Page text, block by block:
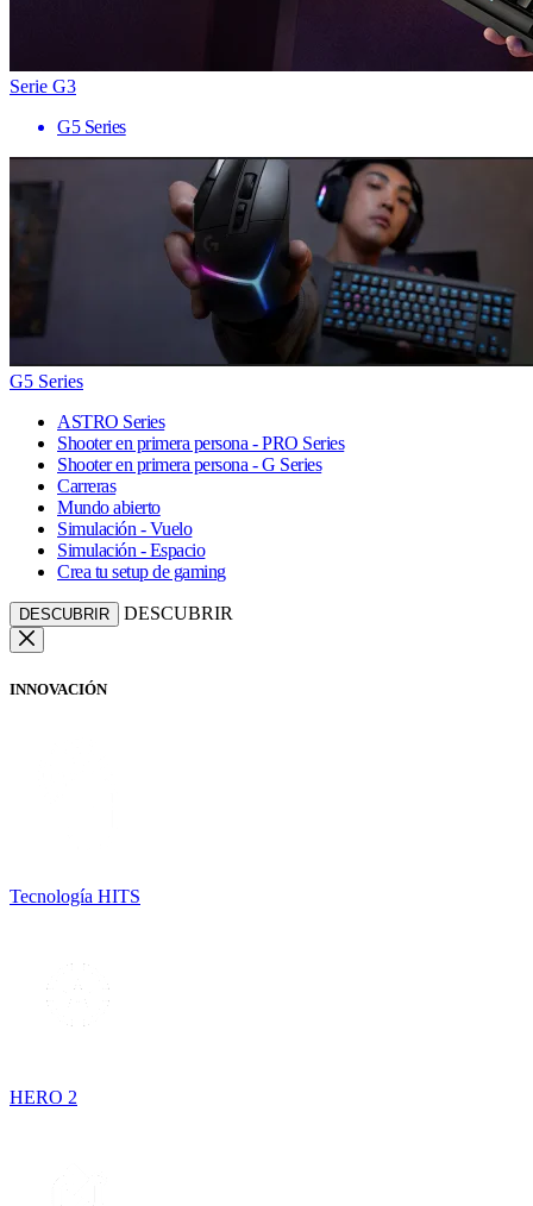
Serie G3
G5 Series
G5 Series
ASTRO Series
Shooter en primera persona - PRO Series
Shooter en primera persona - G Series
Carreras
Mundo abierto
Simulación - Vuelo
Simulación - Espacio
Crea tu setup de gaming
DESCUBRIR DESCUBRIR
INNOVACIÓN
Tecnología HITS
HERO 2